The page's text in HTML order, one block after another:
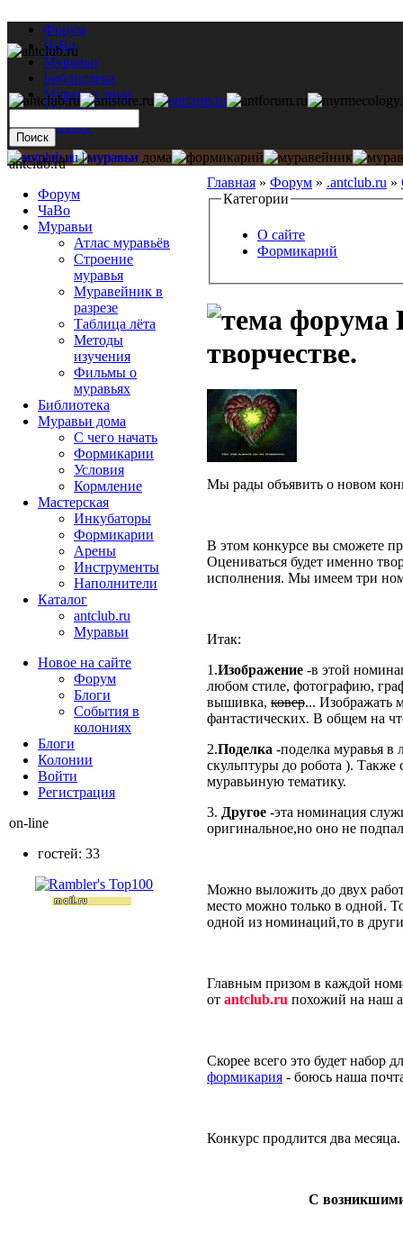
Форум
ЧаВо
Муравьи
Библиотека
Муравьи дома
Мастерская
Каталог
Главная » Форум » .antclub.ru »
Категории
О сайте
Формикарий
творчестве.
Мы рады объявить о новом
В этом конкурсе вы сможете
Оцениваться будет именно
исполнения. Мы имеем три
Итак:
1.Изображение -в этой
любом стиле, фотографию,
вышивка, ковер... Изображать
фантастических. В общем на
2.Поделка -поделка муравья в
скульптуры до робота ).
муравьиную тематику.
3. Другое -эта номинация
оригинальное,но оно не
Можно выложить до двух
место можно только в одной.
одной из номинаций,то в
Главным призом в каждой
от antclub.ru похожий на наш
Скорее всего это будет набор
формикария - боюсь наша
Конкурс продлится два месяца.
С возникшими
antclub.ru
Форум
ЧаВо
Муравьи
Атлас муравьёв
Строение
муравья
Муравейник в
разрезе
Таблица лёта
Методы
изучения
Фильмы о
муравьях
Библиотека
Муравьи дома
С чего начать
Формикарии
Условия
Кормление
Мастерская
Инкубаторы
Формикарии
Арены
Инструменты
Наполнители
Каталог
antclub.ru
Муравьи
Новое на сайте
Форум
Блоги
События в
колониях
Блоги
Колонии
Войти
Peгиcтpaция
on-line
гостей: 33